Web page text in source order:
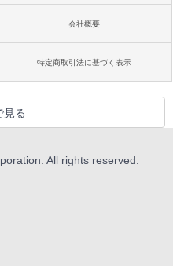
会社概要
特定商取引法に基づく表示
見る
All rights reserved.